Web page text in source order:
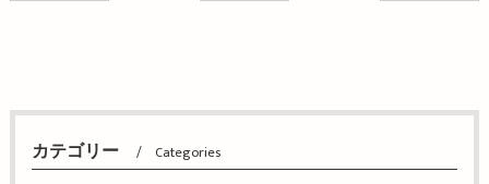
カテゴリー Categories